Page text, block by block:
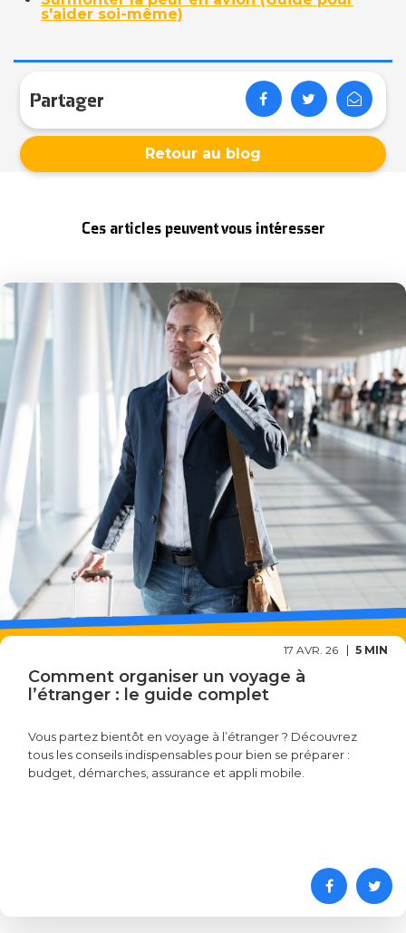
s'aider soi-même)
Partager
Retour au blog
Ces articles peuvent vous intéresser
17 AVR. 26 5 MIN
Comment organiser un voyage à
l’étranger : le guide complet
Vous partez bientôt en voyage à l’étranger ? Découvrez
tous les conseils indispensables pour bien se préparer :
budget, démarches, assurance et appli mobile.